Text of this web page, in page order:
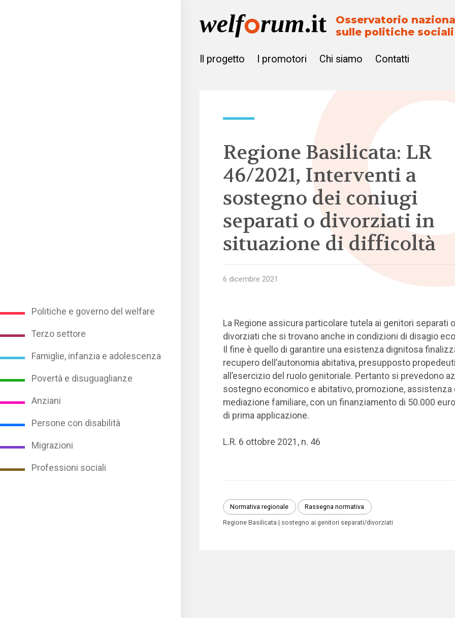
Politiche e governo del welfare
Terzo settore
Famiglie, infanzia e adolescenza
Povertà e disuguaglianze
Anziani
Persone con disabilità
Migrazioni
Professioni sociali
Osservatorio
sulle politiche sociali
Il progetto I promotori Chi siamo Contatti
Regione Basilicata: LR
46/2021, Interventi a
sostegno dei coniugi
separati o divorziati in
situazione di difficoltà
6 dicembre 2021
La Regione assicura particolare tutela ai genitori separati o
divorziati che si trovano anche in condizioni di disagio
Il fine è quello di garantire una esistenza dignitosa
recupero dell’autonomia abitativa, presupposto
all’esercizio del ruolo genitoriale. Pertanto si prevedono
sostegno economico e abitativo, promozione, assistenza
mediazione familiare, con un finanziamento di 50.000
di prima applicazione.
L.R. 6 ottobre 2021, n. 46
Normativa regionale Rassegna normativa
Regione Basilicata sostegno ai genitori separati/divorziati